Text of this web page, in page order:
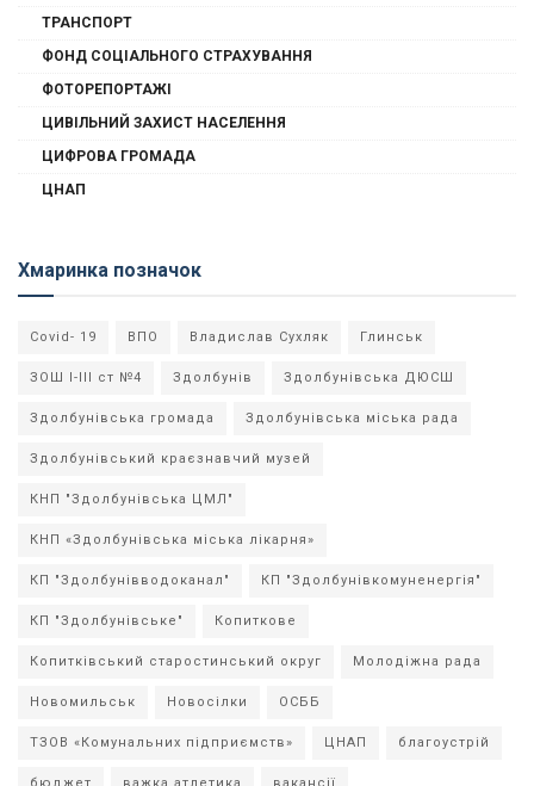
ТРАНСПОРТ
ФОНД СОЦІАЛЬНОГО СТРАХУВАННЯ
ФОТОРЕПОРТАЖІ
ЦИВІЛЬНИЙ ЗАХИСТ НАСЕЛЕННЯ
ЦИФРОВА ГРОМАДА
ЦНАП
Хмаринка позначок
Covid- 19 ВПО Владислав Сухляк Глинськ
ЗОШ І-ІІІ ст №4 Здолбунів Здолбунівська ДЮСШ
Здолбунівська громада Здолбунівська міська рада
Здолбунівський краєзнавчий музей
КНП "Здолбунівська ЦМЛ"
КНП «Здолбунівська міська лікарня»
КП "Здолбунівводоканал" КП "Здолбунівкомуненергія"
КП "Здолбунівське" Копиткове
Копитківський старостинський округ Молодіжна рада
Новомильськ Новосілки ОСББ
ТЗОВ «Комунальних підприємств» ЦНАП благоустрій